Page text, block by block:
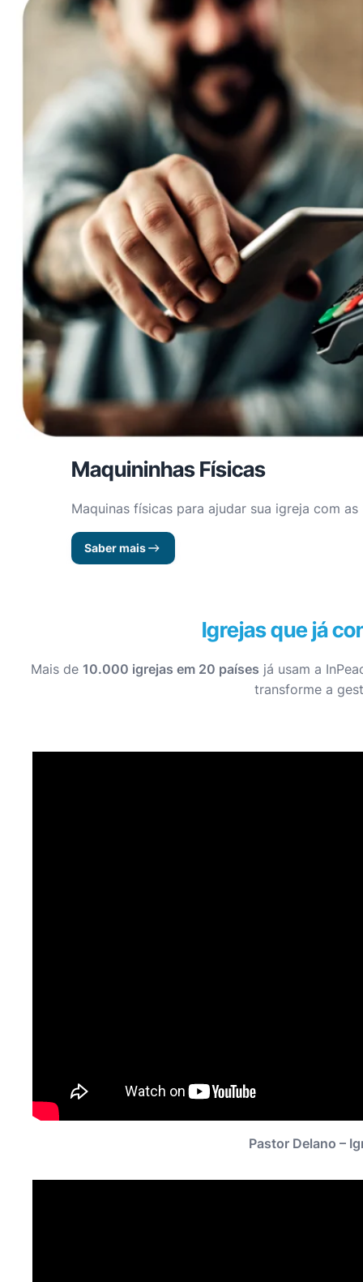
Maquininhas Físicas
Maquinas físicas para ajudar sua igreja com
Saber mais
Igrejas que já
Mais de 10.000 igrejas em 20 países já usam a
transforme a
Pastor Delano –